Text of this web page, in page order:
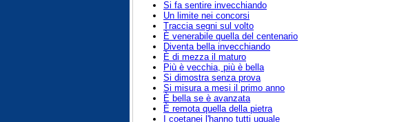
Si fa sentire invecchiando
Un limite nei concorsi
Traccia segni sul volto
È venerabile quella del centenario
Diventa bella invecchiando
È di mezza il maturo
Più è vecchia, più è bella
Si dimostra senza prova
Si misura a mesi il primo anno
È bella se è avanzata
È remota quella della pietra
I coetanei l'hanno tutti uguale